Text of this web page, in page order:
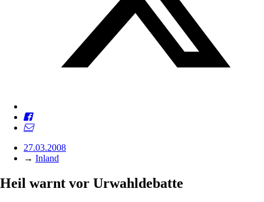
27.03.2008
→ Inland
Heil warnt vor Urwahldebatte